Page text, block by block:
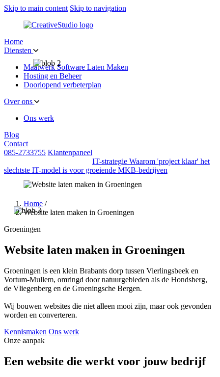
Skip to main content Skip to navigation
Home
Diensten
Maatwerk Software Laten Maken
Hosting en Beheer
Doorlopend verbeterplan
Over ons
Ons werk
Blog
Contact
085-2733755 Klantenpaneel
IT-strategie Waarom 'project klaar' het
slechtste IT-model is voor groeiende MKB-bedrijven
Home /
Website laten maken in Groeningen
Groeningen
Website laten maken in Groeningen
Groeningen is een klein Brabants dorp tussen Vierlingsbeek en
Vortum-Mullem, omringd door natuurgebieden als de Hondsberg,
de Vliegenberg en de Groeningsche Bergen.
Wij bouwen websites die niet alleen mooi zijn, maar ook gevonden
worden en converteren.
Kennismaken Ons werk
Onze aanpak
Een website die werkt voor jouw bedrijf